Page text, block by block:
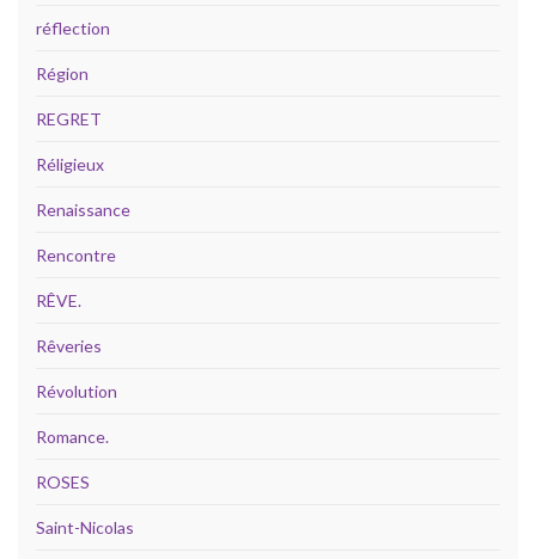
réflection
Région
REGRET
Réligieux
Renaissance
Rencontre
RÊVE.
Rêveries
Révolution
Romance.
ROSES
Saint-Nicolas